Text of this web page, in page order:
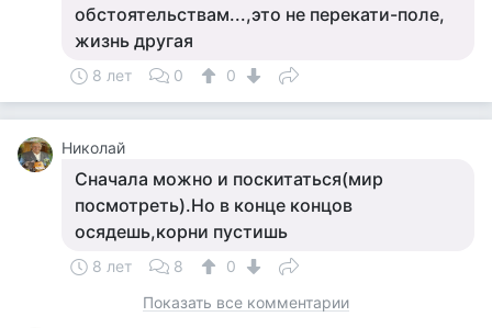
обстоятельствам...,это не перекати-поле,
жизнь другая
8 лет 0 0
Николай
Сначала можно и поскитаться(мир
посмотреть).Но в конце концов
осядешь,корни пустишь
8 лет 8
0
Показать все комментарии